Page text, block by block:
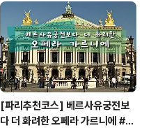
[파리추천코스] 베르사유궁전보
다 더 화려한 오페라 가르니에 #파